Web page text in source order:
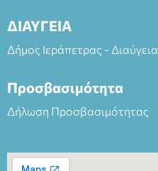
ΔΙΑΥΓΕΙΑ
Δήμος Ιεράπετρας - Διαύγεια
Προσβασιμότητα
Δήλωση Προσβασιμότητας